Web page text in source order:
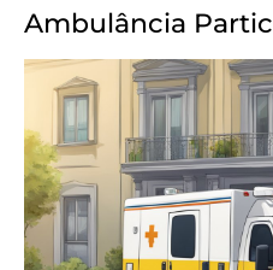
Ambulância